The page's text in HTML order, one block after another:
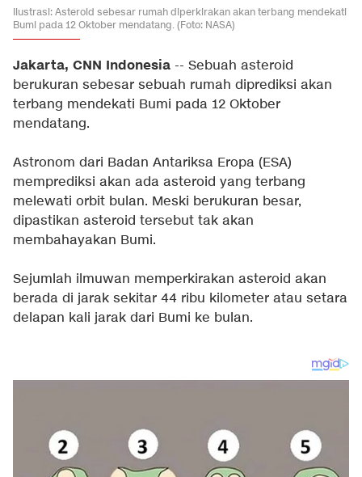
Ilustrasi: Asteroid sebesar rumah diperkirakan akan terbang mendekati
Bumi pada 12 Oktober mendatang. (Foto: NASA)
Jakarta, CNN Indonesia -- Sebuah asteroid
berukuran sebesar sebuah rumah diprediksi akan
terbang mendekati Bumi pada 12 Oktober
mendatang.
Astronom dari Badan Antariksa Eropa (ESA)
memprediksi akan ada asteroid yang terbang
melewati orbit bulan. Meski berukuran besar,
dipastikan asteroid tersebut tak akan
membahayakan Bumi.
Sejumlah ilmuwan memperkirakan asteroid akan
berada di jarak sekitar 44 ribu kilometer atau setara
delapan kali jarak dari Bumi ke bulan.